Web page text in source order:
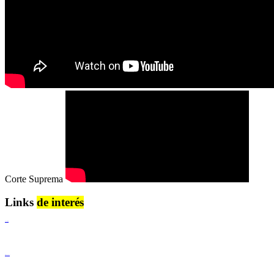
Corte Suprema
Links de interés